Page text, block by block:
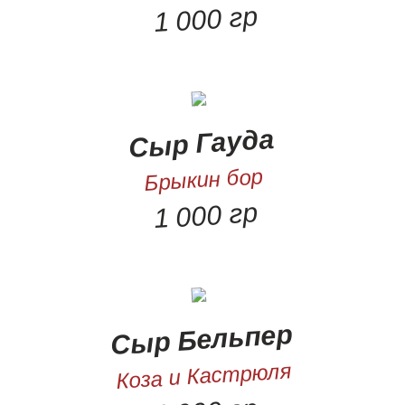
1 000 гр
Сыр Гауда
Брыкин бор
1 000 гр
Сыр Бельпер
Коза и Кастрюля